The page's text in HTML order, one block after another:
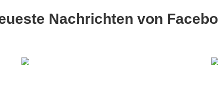
Nachrichten von